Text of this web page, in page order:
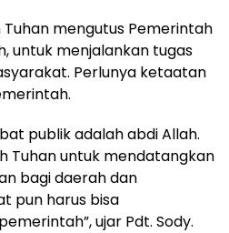
Tuhan mengutus Pemerintah
untuk menjalankan tugas
Perlunya ketaatan
publik adalah abdi Allah.
Tuhan untuk mendatangkan
bagi daerah dan
pun harus bisa
ujar Pdt. Sody.